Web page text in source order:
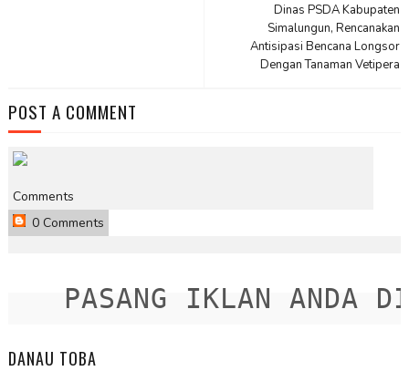
Dinas PSDA Kabupaten
Simalungun, Rencanakan
Antisipasi Bencana Longsor
Dengan Tanaman Vetipera
POST A COMMENT
Comments
0 Comments
PASANG IKLAN ANDA
DANAU TOBA